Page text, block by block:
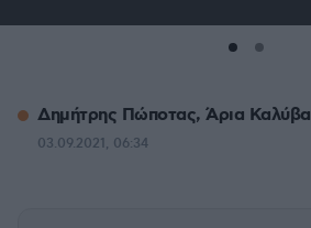
Δημήτρης Πώποτας, Άρια Καλύβα
03.09.2021, 06:34